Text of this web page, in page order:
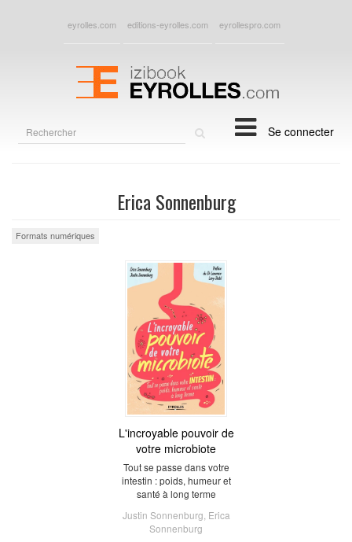
eyrolles.com editions-eyrolles.com eyrollespro.com
Se connecter
Erica Sonnenburg
Formats numériques
L'incroyable pouvoir de
votre microbiote
Tout se passe dans votre
intestin : poids, humeur et
santé à long terme
Justin Sonnenburg Erica
Sonnenburg